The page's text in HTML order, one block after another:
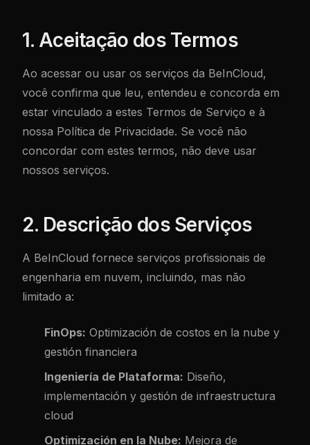
1. Aceitação dos Termos
Ao acessar ou usar os serviços da BeInCloud,
você confirma que leu, entendeu e concorda em
estar vinculado a estes Termos de Serviço e à
nossa Política de Privacidade. Se você não
concordar com estes termos, não deve usar
nossos serviços.
2. Descrição dos Serviços
A BeInCloud fornece serviços profissionais de
engenharia em nuvem, incluindo, mas não
limitado a:
FinOps: Optimización de costos en la nube y
gestión financiera
Ingeniería de Plataforma: Diseño,
implementación y gestión de infraestructura
cloud
Optimización en la Nube: Mejora de